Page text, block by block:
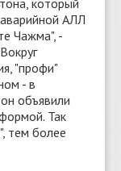
АЛЛ
Чажма", -
"профи"
- в
объявили
Так
тем более